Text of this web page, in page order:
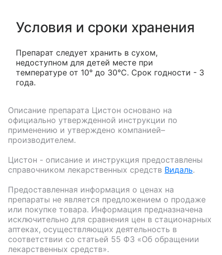
Условия и сроки хранения
Препарат следует хранить в сухом,
недоступном для детей месте при
температуре от 10° до 30°С. Срок годности - 3
года.
Описание препарата Цистон основано на
официально утвержденной инструкции по
применению и утверждено компанией–
производителем.
Цистон - описание и инструкция предоставлены
справочником лекарственных средств Видаль.
Предоставленная информация о ценах на
препараты не является предложением о продаже
или покупке товара. Информация предназначена
исключительно для сравнения цен в стационарных
аптеках, осуществляющих деятельность в
соответствии со статьей 55 ФЗ «Об обращении
лекарственных средств».